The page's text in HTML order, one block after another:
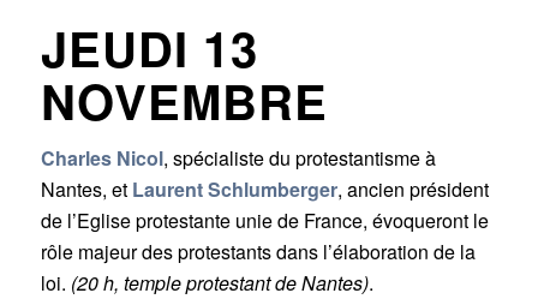
JEUDI 13
NOVEMBRE
Charles Nicol, spécialiste du protestantisme à
Nantes, et Laurent Schlumberger, ancien président
de l’Eglise protestante unie de France, évoqueront le
rôle majeur des protestants dans l’élaboration de la
loi. (20 h, temple protestant de Nantes).